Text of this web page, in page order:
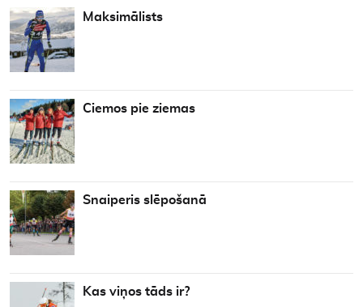
Maksimālists
Ciemos pie ziemas
Snaiperis slēpošanā
Kas viņos tāds ir?